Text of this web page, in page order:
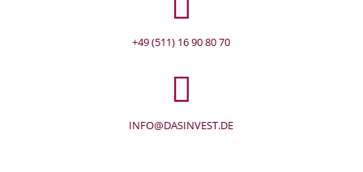
+49 (511) 16 90 80 70
INFO@DASINVEST.DE